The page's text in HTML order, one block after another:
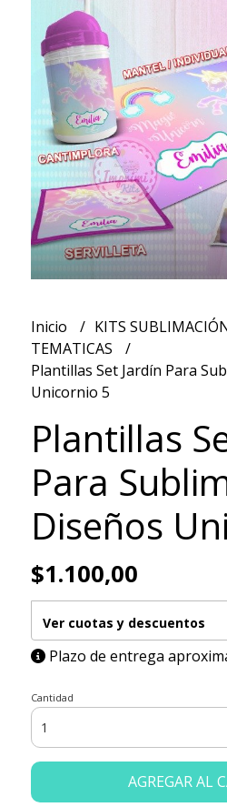
Inicio KITS
TEMATICAS
Plantillas Set Jardín Para
Unicornio 5
Plantillas
Para
Diseños
$1.100,00
Ver cuotas y descuentos
Plazo de entrega
Cantidad
AGREGAR AL